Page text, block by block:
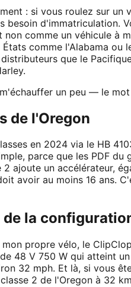
: si vous roulez sur un
besoin d'immatriculation.
comme un véhicule à
comme l'Alabama
que le
un peu — le
de l'Oregon
en 2024 via le HB
parce que les PDF
ajoute un accélérateur,
avoir au moins 16 ans.
de la
propre vélo, le
48 V 750 W qui atteint
32 mph. Et là, si vous
2 de l'Oregon à 32